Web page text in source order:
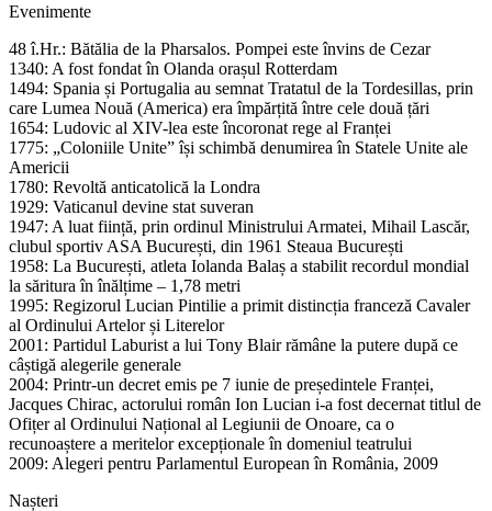
Evenimente
48 î.Hr.: Bătălia de la Pharsalos. Pompei este învins de Cezar
1340: A fost fondat în Olanda orașul Rotterdam
1494: Spania și Portugalia au semnat Tratatul de la Tordesillas, prin
care Lumea Nouă (America) era împărțită între cele două țări
1654: Ludovic al XIV-lea este încoronat rege al Franței
1775: „Coloniile Unite” își schimbă denumirea în Statele Unite ale
Americii
1780: Revoltă anticatolică la Londra
1929: Vaticanul devine stat suveran
1947: A luat ființă, prin ordinul Ministrului Armatei, Mihail Lascăr,
clubul sportiv ASA București, din 1961 Steaua București
1958: La București, atleta Iolanda Balaș a stabilit recordul mondial
la săritura în înălțime – 1,78 metri
1995: Regizorul Lucian Pintilie a primit distincția franceză Cavaler
al Ordinului Artelor și Literelor
2001: Partidul Laburist a lui Tony Blair rămâne la putere după ce
câștigă alegerile generale
2004: Printr-un decret emis pe 7 iunie de președintele Franței,
Jacques Chirac, actorului român Ion Lucian i-a fost decernat titlul de
Ofițer al Ordinului Național al Legiunii de Onoare, ca o
recunoaștere a meritelor excepționale în domeniul teatrului
2009: Alegeri pentru Parlamentul European în România, 2009
Nașteri